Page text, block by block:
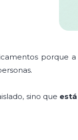
porque
sino que